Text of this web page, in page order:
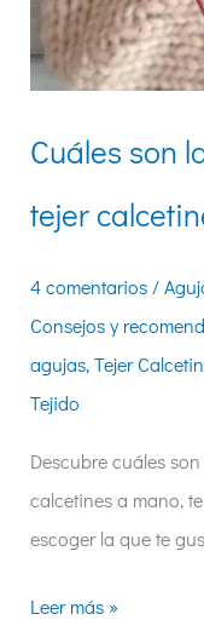
Cuáles son
tejer
4 comentarios /
Consejos y
agujas,Tejer
Tejido
Descubre cuáles
calcetines a mano,
escoger la que te
Leer más »